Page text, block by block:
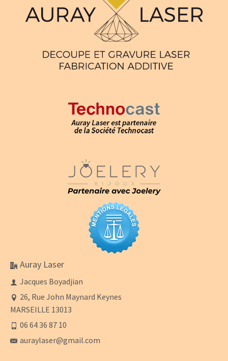
Auray Laser
Jacques Boyadjian
26, Rue John Maynard Keynes
MARSEILLE 13013
06 64 36 87 10
auraylaser@gmail.com